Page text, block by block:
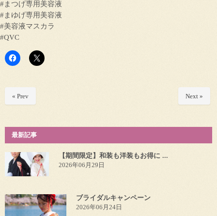
#まつげ専用美容液
#まゆげ専用美容液
#美容液マスカラ
#QVC
« Prev Next »
最新記事
【期間限定】和装も洋装もお得に ...
2026年06月29日
ブライダルキャンペーン
2026年06月24日